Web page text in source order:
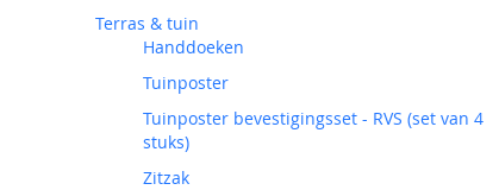
Terras & tuin
Handdoeken
Tuinposter
Tuinposter bevestigingsset - RVS (set van 4
stuks)
Zitzak